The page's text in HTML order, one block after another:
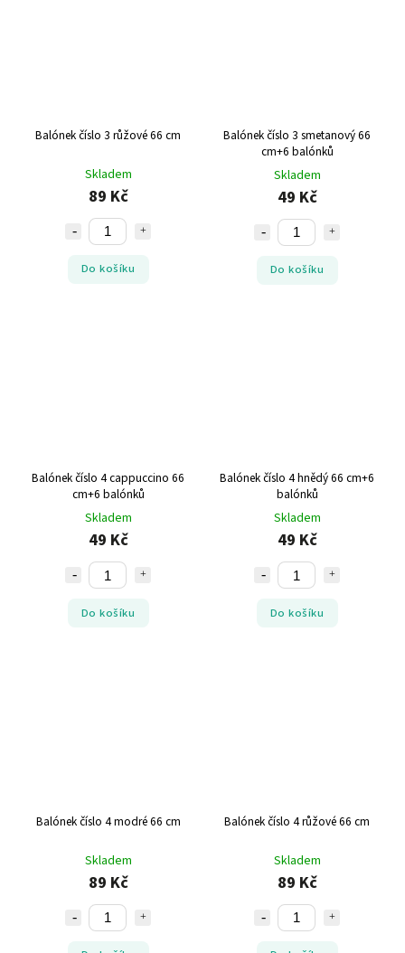
Balónek číslo 3 růžové 66 cm
Skladem
89 Kč
Do košíku
Balónek číslo 3 smetanový 66
cm+6 balónků
Skladem
49 Kč
Do košíku
Balónek číslo 4 cappuccino 66
cm+6 balónků
Skladem
49 Kč
Do košíku
Balónek číslo 4 hnědý 66 cm+6
balónků
Skladem
49 Kč
Do košíku
Balónek číslo 4 modré 66 cm
Skladem
89 Kč
Balónek číslo 4 růžové 66 cm
Skladem
89 Kč